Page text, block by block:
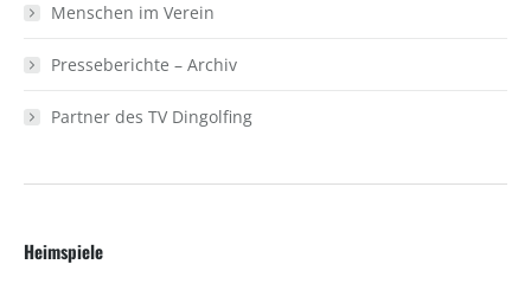
Menschen im Verein
Presseberichte – Archiv
Partner des TV Dingolfing
Heimspiele